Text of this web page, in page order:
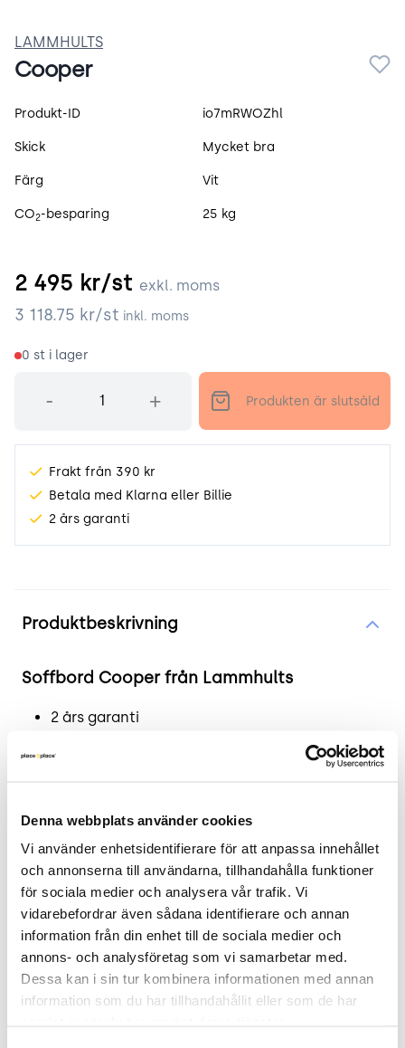
Denna webbplats använder cookies
Vi använder enhetsidentifierare för att anpassa innehållet
och annonserna till användarna, tillhandahålla funktioner
för sociala medier och analysera vår trafik. Vi
vidarebefordrar även sådana identifierare och annan
information från din enhet till de sociala medier och
annons- och analysföretag som vi samarbetar med.
Dessa kan i sin tur kombinera informationen med annan
information som du har tillhandahållit eller som de har
LAMMHULTS
Cooper
Produktspecifikation
Produkt-ID io7mRWOZhl
Skick Mycket bra
Färg Vit
CO2-besparing 25 kg
2 495 kr/st exkl. moms
3 118.75 kr/st inkl. moms
0 st i lager
- + Produkten är slutsåld
Frakt från 390 kr
Betala med Klarna eller Billie
2 års garanti
Produktbeskrivning
Soffbord Cooper från Lammhults
2 års garanti
Läs mer - tillverkarens produktsida.
.
Mått
Höjd: 64cm
Bredd 80 cm
Djup 70 cm